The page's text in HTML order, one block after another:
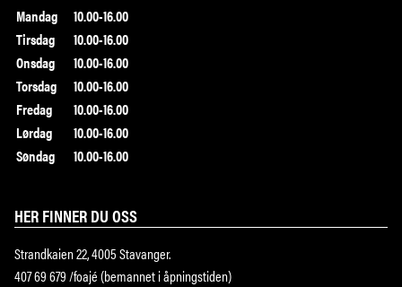
Mandag
10.00-16.00
Tirsdag
10.00-16.00
Onsdag
10.00-16.00
Torsdag
10.00-16.00
Fredag
10.00-16.00
Lørdag
10.00-16.00
Søndag
10.00-16.00
HER FINNER DU OSS
Strandkaien 22, 4005 Stavanger.
407 69 679 /foajé (bemannet i åpningstiden)